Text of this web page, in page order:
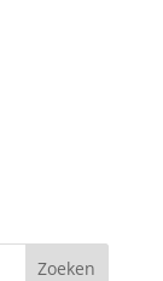
Zoeken